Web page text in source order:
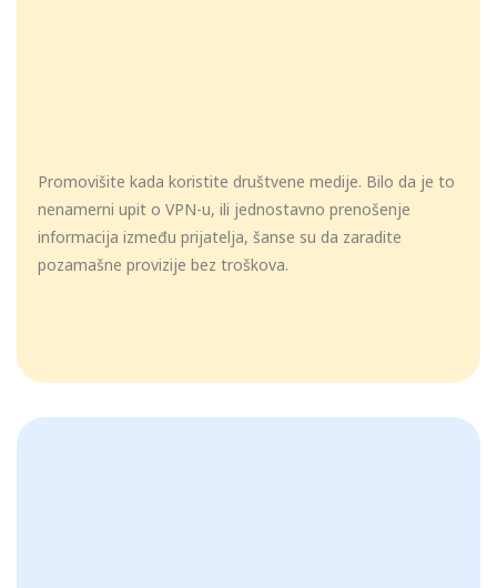
Promovišite kada koristite društvene medije. Bilo da je to
nenamerni upit o VPN-u, ili jednostavno prenošenje
informacija između prijatelja, šanse su da zaradite
pozamašne provizije bez troškova.